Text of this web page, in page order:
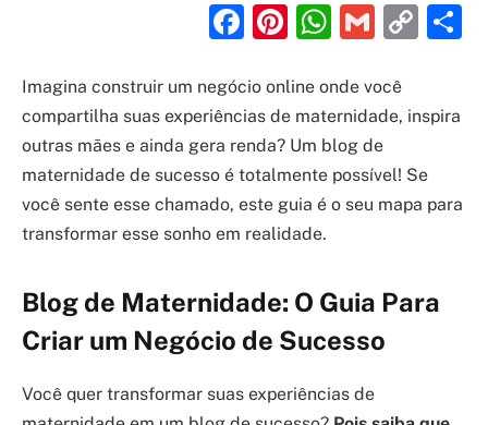
Facebook
Pinterest
Gmail
Imagina construir um negócio online onde você
compartilha suas experiências de maternidade, inspira
outras mães e ainda gera renda? Um blog de
maternidade de sucesso é totalmente possível! Se
você sente esse chamado, este guia é o seu mapa para
transformar esse sonho em realidade.
Blog de Maternidade: O Guia Para
Criar um Negócio de Sucesso
Você quer transformar suas experiências de